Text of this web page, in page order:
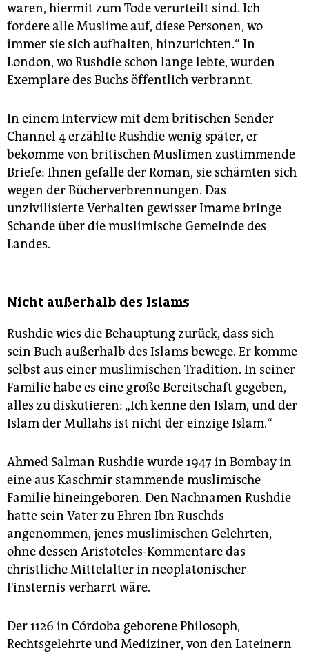
waren, hiermit zum Tode verurteilt sind. Ich
fordere alle Muslime auf, diese Personen, wo
immer sie sich aufhalten, hinzurichten.“ In
London, wo Rushdie schon lange lebte, wurden
Exemplare des Buchs öffentlich verbrannt.
In einem Interview mit dem britischen Sender
Channel 4 erzählte Rushdie wenig später, er
bekomme von britischen Muslimen zustimmende
Briefe: Ihnen gefalle der Roman, sie schämten sich
wegen der Bücherverbrennungen. Das
unzivilisierte Verhalten gewisser Imame bringe
Schande über die muslimische Gemeinde des
Landes.
Nicht außerhalb des Islams
Rushdie wies die Behauptung zurück, dass sich
sein Buch außerhalb des Islams bewege. Er komme
selbst aus einer muslimischen Tradition. In seiner
Familie habe es eine große Bereitschaft gegeben,
alles zu diskutieren: „Ich kenne den Islam, und der
Islam der Mullahs ist nicht der einzige Islam.“
Ahmed Salman Rushdie wurde 1947 in Bombay in
eine aus Kaschmir stammende muslimische
Familie hineingeboren. Den Nachnamen Rushdie
hatte sein Vater zu Ehren Ibn Ruschds
angenommen, jenes muslimischen Gelehrten,
ohne dessen Aristoteles-Kommentare das
christliche Mittelalter in neoplatonischer
Finsternis verharrt wäre.
Der 1126 in Córdoba geborene Philosoph,
Rechtsgelehrte und Mediziner, von den Lateinern